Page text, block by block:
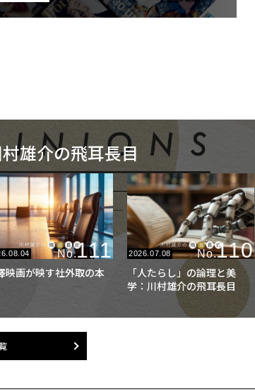
雄介の飛耳長目
No.111
映画が映す社外取の本
2026.07.08 No.110
「人たらし」の論理と美
学：川村雄介の飛耳長目